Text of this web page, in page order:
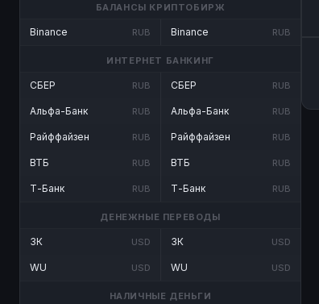
БАЛАНСЫ КРИПТОБИРЖ
Binance RUB Binance RUB
ИНТЕРНЕТ БАНКИНГ
СБЕР RUB
Альфа-Банк RUB
Райффайзен RUB
ВТБ RUB
Т-Банк RUB
СБЕР RUB
Альфа-Банк RUB
Райффайзен RUB
ВТБ RUB
Т-Банк RUB
ДЕНЕЖНЫЕ ПЕРЕВОДЫ
ЗК USD
WU USD
ЗК USD
WU USD
НАЛИЧНЫЕ ДЕНЬГИ